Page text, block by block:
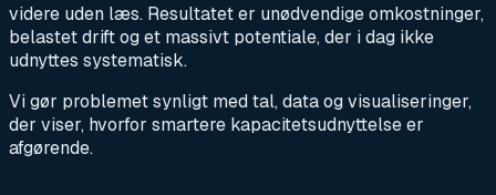
videre uden læs. Resultatet er unødvendige omkostninger,
belastet drift og et massivt potentiale, der i dag ikke
udnyttes systematisk.
Vi gør problemet synligt med tal, data og visualiseringer,
der viser, hvorfor smartere kapacitetsudnyttelse er
afgørende.